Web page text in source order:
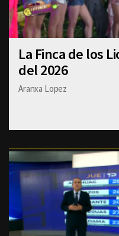
La Finca de los
del 2026
Aranxa Lopez